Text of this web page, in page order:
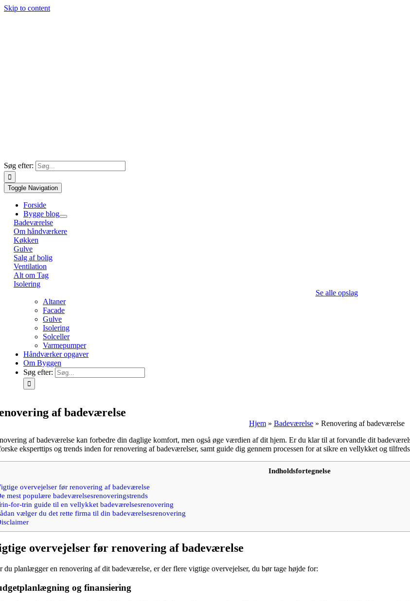
Skip to content
Søg efter:
Toggle Navigation
Forside
Bygge blog
Badeværelse
Om håndværkere
Køkken
Gulve
Salg af bolig
Ventilation
Alt om Tag
Isolering
Se alle opslag
Altaner
Facade
Gulve
Isolering
Solceller
Varmepumper
Håndværker opgaver
Om Byggen
Søg efter:
af badeværelse
Hjem » Badeværelse » Renovering af badeværelse
af badeværelse kan forbedre din daglige komfort, men også øge værdien af dit hjem. Er du klar til at forvandle dit
eksperttips og trends inden for renovering af badeværelser, samt guide dig gennem processen for at sikre en vellykket og
Indholdsfortegnelse
overvejelser før renovering af badeværelse
mest populære badeværelsesrenoveringstrends
for-trin guide til en vellykket badeværelsesrenovering
vælger du det rette firma til din badeværelsesrenovering
overvejelser før renovering af badeværelse
du planlægger en renovering af dit badeværelse, er der flere vigtige overvejelser, du bør tage højde for:
og finansiering